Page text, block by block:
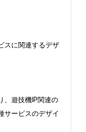
スに関連するデザ
、遊技機IP関連の
サービスのデザイ